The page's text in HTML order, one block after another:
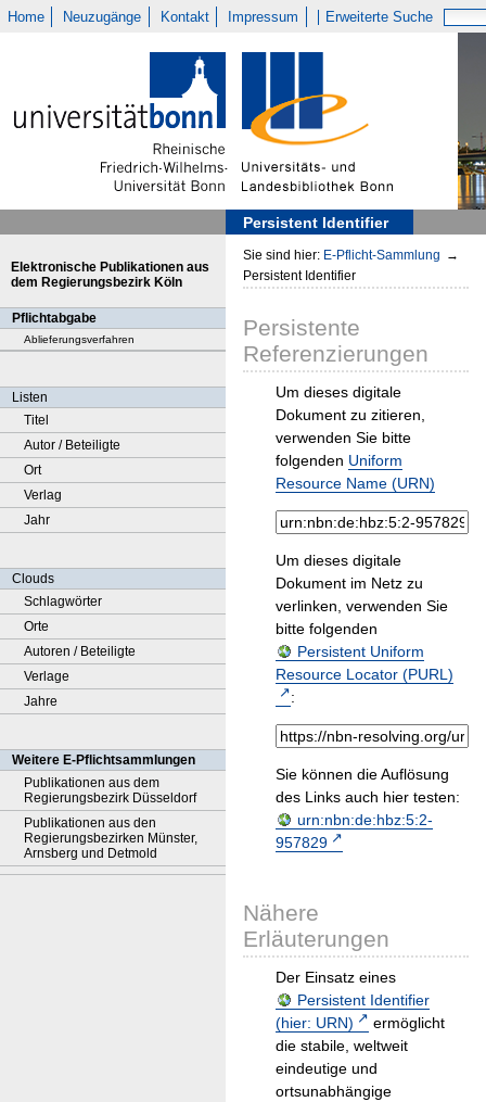
Home Neuzugänge Kontakt Impressum Erweiterte Suche
Persistent Identifier
Elektronische Publikationen aus
dem Regierungsbezirk Köln
Pflichtabgabe
Ablieferungsverfahren
Listen
Titel
Autor / Beteiligte
Ort
Verlag
Jahr
Clouds
Schlagwörter
Orte
Autoren / Beteiligte
Verlage
Jahre
Weitere E-Pflichtsammlungen
Publikationen aus dem
Regierungsbezirk Düsseldorf
Publikationen aus den
Regierungsbezirken Münster,
Arnsberg und Detmold
Sie sind hier: E-Pflicht-Sammlung →
Persistent Identifier
Persistente
Referenzierungen
Um dieses digitale
Dokument zu zitieren,
verwenden Sie bitte
folgenden Uniform
Resource Name (URN)
Um dieses digitale
Dokument im Netz zu
verlinken, verwenden Sie
bitte folgenden
Persistent Uniform
Resource Locator (PURL)
:
Sie können die Auflösung
des Links auch hier testen:
urn:nbn:de:hbz:5:2-
957829
Nähere
Erläuterungen
Der Einsatz eines
Persistent Identifier
(hier: URN)
ermöglicht
die stabile, weltweit
eindeutige und
ortsunabhängige